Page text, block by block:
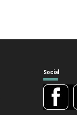
Social